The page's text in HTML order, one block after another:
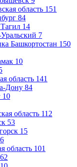
область 151
84
14
7
Башкортостан 150
10
область 141
Дону 84
10
область 112
53
15
6
область 101
62